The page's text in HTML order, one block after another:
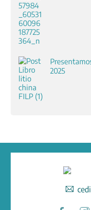
2025